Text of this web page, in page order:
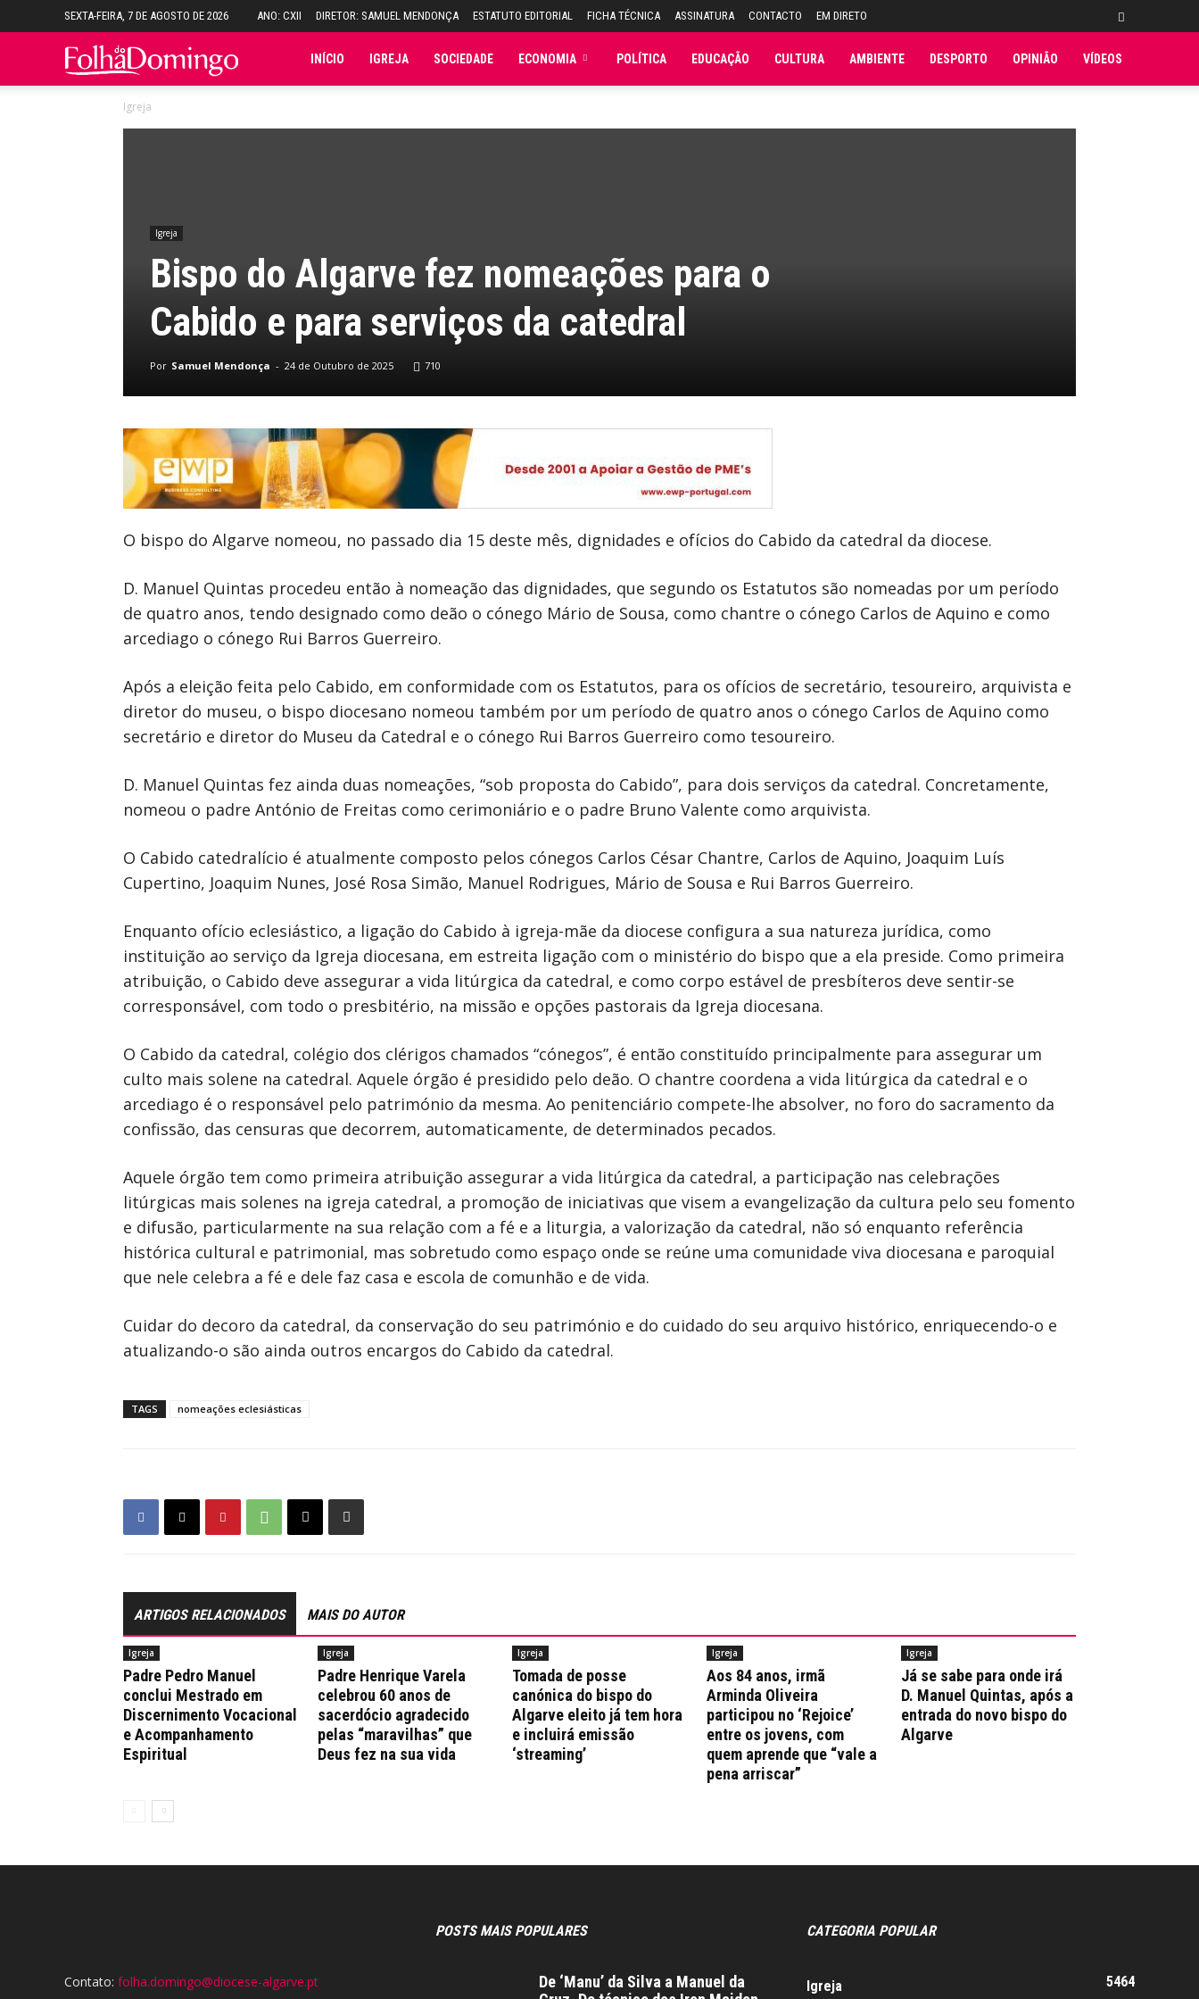
SEXTA-FEIRA, 7 DE AGOSTO DE 2026 ANO: CXII DIRETOR: SAMUEL MENDONÇA ESTATUTO EDITORIAL FICHA TÉCNICA ASSINATURA CONTACTO EM DIRETO
Folha INÍCIO IGREJA SOCIEDADE ECONOMIA POLÍTICA EDUCAÇÃO CULTURA AMBIENTE DESPORTO OPINIÃO VÍDEOS
Igreja
Igreja
Bispo do Algarve fez nomeações para o
Cabido e para serviços da catedral
Por Samuel Mendonça - 24 de Outubro de 2025 710
O bispo do Algarve nomeou, no passado dia 15 deste mês, dignidades e ofícios do Cabido da catedral da diocese.
D. Manuel Quintas procedeu então à nomeação das dignidades, que segundo os Estatutos são nomeadas por um período
de quatro anos, tendo designado como deão o cónego Mário de Sousa, como chantre o cónego Carlos de Aquino e como
arcediago o cónego Rui Barros Guerreiro.
Após a eleição feita pelo Cabido, em conformidade com os Estatutos, para os ofícios de secretário, tesoureiro, arquivista e
diretor do museu, o bispo diocesano nomeou também por um período de quatro anos o cónego Carlos de Aquino como
secretário e diretor do Museu da Catedral e o cónego Rui Barros Guerreiro como tesoureiro.
D. Manuel Quintas fez ainda duas nomeações, “sob proposta do Cabido”, para dois serviços da catedral. Concretamente,
nomeou o padre António de Freitas como cerimoniário e o padre Bruno Valente como arquivista.
O Cabido catedralício é atualmente composto pelos cónegos Carlos César Chantre, Carlos de Aquino, Joaquim Luís
Cupertino, Joaquim Nunes, José Rosa Simão, Manuel Rodrigues, Mário de Sousa e Rui Barros Guerreiro.
Enquanto ofício eclesiástico, a ligação do Cabido à igreja-mãe da diocese configura a sua natureza jurídica, como
instituição ao serviço da Igreja diocesana, em estreita ligação com o ministério do bispo que a ela preside. Como primeira
atribuição, o Cabido deve assegurar a vida litúrgica da catedral, e como corpo estável de presbíteros deve sentir-se
corresponsável, com todo o presbitério, na missão e opções pastorais da Igreja diocesana.
O Cabido da catedral, colégio dos clérigos chamados “cónegos”, é então constituído principalmente para assegurar um
culto mais solene na catedral. Aquele órgão é presidido pelo deão. O chantre coordena a vida litúrgica da catedral e o
arcediago é o responsável pelo património da mesma. Ao penitenciário compete-lhe absolver, no foro do sacramento da
confissão, das censuras que decorrem, automaticamente, de determinados pecados.
Aquele órgão tem como primeira atribuição assegurar a vida litúrgica da catedral, a participação nas celebrações
litúrgicas mais solenes na igreja catedral, a promoção de iniciativas que visem a evangelização da cultura pelo seu fomento
e difusão, particularmente na sua relação com a fé e a liturgia, a valorização da catedral, não só enquanto referência
histórica cultural e patrimonial, mas sobretudo como espaço onde se reúne uma comunidade viva diocesana e paroquial
que nele celebra a fé e dele faz casa e escola de comunhão e de vida.
Cuidar do decoro da catedral, da conservação do seu património e do cuidado do seu arquivo histórico, enriquecendo-o e
atualizando-o são ainda outros encargos do Cabido da catedral.
TAGS nomeações eclesiásticas
ARTIGOS RELACIONADOS MAIS DO AUTOR
Igreja
Padre Pedro Manuel
conclui Mestrado em
Discernimento Vocacional
e Acompanhamento
Espiritual
Igreja
Padre Henrique Varela
celebrou 60 anos de
sacerdócio agradecido
pelas “maravilhas” que
Deus fez na sua vida
Igreja
Tomada de posse
canónica do bispo do
Algarve eleito já tem hora
e incluirá emissão
‘streaming’
Igreja
Aos 84 anos, irmã
Arminda Oliveira
participou no ‘Rejoice’
entre os jovens, com
quem aprende que “vale a
pena arriscar”
Igreja
Já se sabe para onde irá
D. Manuel Quintas, após a
entrada do novo bispo do
Algarve
Contato: folha.domingo@diocese-algarve.pt
POSTS MAIS POPULARES
De ‘Manu’ da Silva a Manuel da
CATEGORIA POPULAR
Igreja 5464